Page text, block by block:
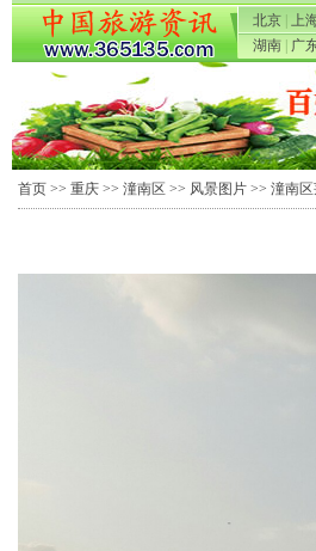
北京 上
湖南
广
首页 >> 重庆 >> 潼南区 >> 风景图片 >> 潼南